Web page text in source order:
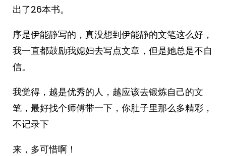
出了26本书。
序是伊能静写的，真没想到伊能静的文笔这么好，
我一直都鼓励我媳妇去写点文章，但是她总是不自
信。
我觉得，越是优秀的人，越应该去锻炼自己的文
笔，最好找个师傅带一下，你肚子里那么多精彩，
不记录下
来，多可惜啊！